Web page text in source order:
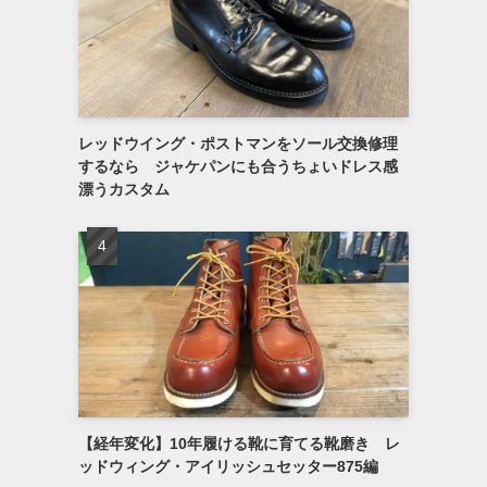
レッドウイング・ポストマンをソール交換修理
するなら ジャケパンにも合うちょいドレス感
漂うカスタム
【経年変化】10年履ける靴に育てる靴磨き レ
ッドウィング・アイリッシュセッター875編